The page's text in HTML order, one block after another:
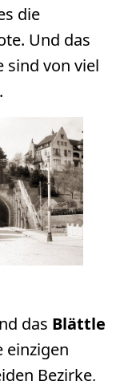
die
Und das
sind von viel
das Blättle
einzigen
Bezirke,